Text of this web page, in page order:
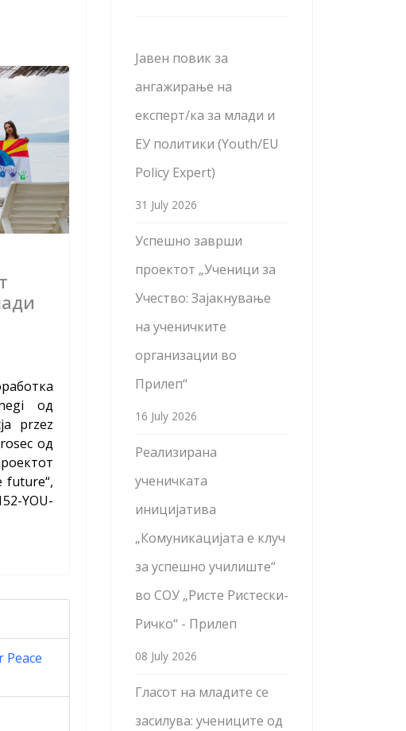
од
przez
од
future“,
YOU-
Јавен повик за
ангажирање на
експерт/ка за млади и
ЕУ политики (Youth/EU
Policy Expert)
31 July 2026
Успешно заврши
проектот „Ученици за
Учество: Зајакнување
на ученичките
организации во
Прилеп“
16 July 2026
Реализирана
ученичката
иницијатива
„Комуникацијата е клуч
за успешно училиште“
во СОУ „Ристе Ристески-
Ричко“ - Прилеп
08 July 2026
Гласот на младите се
засилува: учениците од